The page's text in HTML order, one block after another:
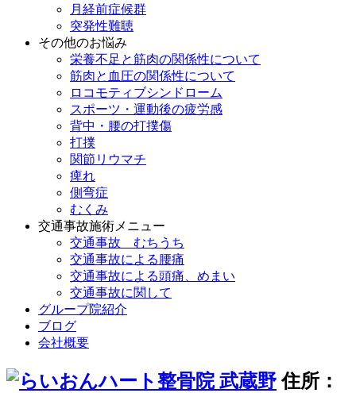
月経前症候群
突発性難聴
その他のお悩み
栄養不足と筋肉の関係性について
筋肉と血圧の関係性について
ロコモティブシンドローム
スポーツ・運動後の疲労感
背中・腰の打撲傷
打撲
関節リウマチ
痺れ
側弯症
むくみ
交通事故施術メニュー
交通事故 むちうち
交通事故による腰痛
交通事故による頭痛、めまい
交通事故に関して
グループ院紹介
ブログ
会社概要
住所：